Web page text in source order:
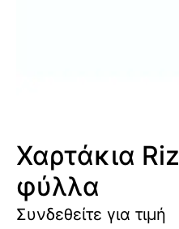
Χαρτάκια
φύλλα
Συνδεθείτε για τιμή